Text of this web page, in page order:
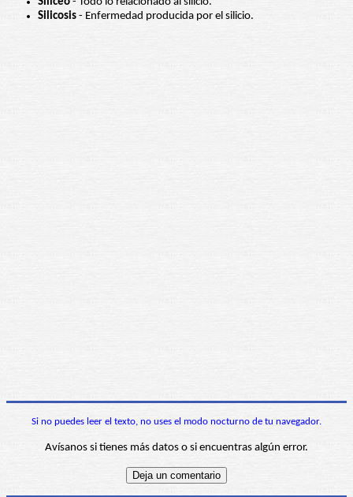
Silicosis - Enfermedad producida por el silicio.
Si no puedes leer el texto, no uses el modo nocturno de tu navegador.
Avísanos si tienes más datos o si encuentras algún error.